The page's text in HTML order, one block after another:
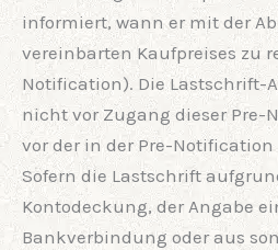
informiert, wann er mit der
vereinbarten Kaufpreises zu
Notification). Die Lastschrift-
nicht vor Zugang dieser
vor der in der Pre-
Sofern die Lastschrift
Kontodeckung, der Angabe
Bankverbindung oder aus